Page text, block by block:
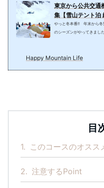
東京から公共交通
集【雪山テント泊
やっと冬本番!! 年末から冬
のシーズンがやってきまし
す。冬は比較的空いている
Happy Mountain Life
目
1. このコースのオスス
2. 注意するPoint